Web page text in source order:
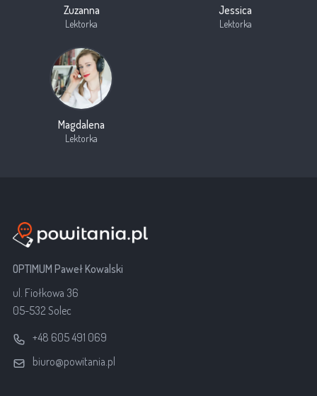
Zuzanna
Lektorka
Jessica
Lektorka
Magdalena
Lektorka
OPTIMUM Paweł Kowalski
ul. Fiołkowa 36
05-532 Solec
+48 605 491 069
biuro@powitania.pl